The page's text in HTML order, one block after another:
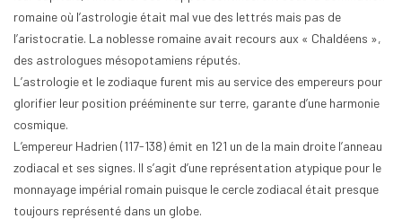
romaine où l’astrologie était mal vue des lettrés mais pas de
l’aristocratie. La noblesse romaine avait recours aux « Chaldéens »,
des astrologues mésopotamiens réputés.
L’astrologie et le zodiaque furent mis au service des empereurs pour
glorifier leur position prééminente sur terre, garante d’une harmonie
cosmique.
L’empereur Hadrien (117-138) émit en 121 un de la main droite l’anneau
zodiacal et ses signes. Il s’agit d’une représentation atypique pour le
monnayage impérial romain puisque le cercle zodiacal était presque
toujours représenté dans un globe.